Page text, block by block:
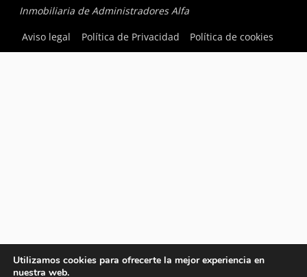
Inmobiliaria de Administradores Alfa
Aviso legal
Política de Privacidad Política de cookies
Utilizamos cookies para ofrecerte la mejor experiencia en
nuestra web.